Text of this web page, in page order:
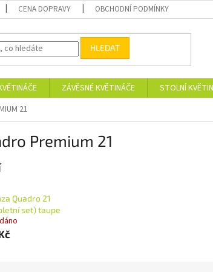
CENA DOPRAVY OBCHODNÍ PODMÍNKY
HLEDAT
ZÁVĚSNÉ KVĚTINÁČE STOLNÍ
21
Premium 21
Quadro 21
set) taupe